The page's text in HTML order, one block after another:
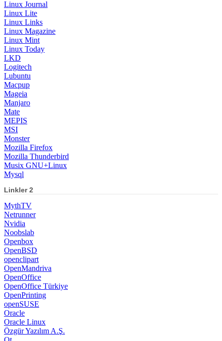
Linux Journal
Linux Lite
Linux Links
Linux Magazine
Linux Mint
Linux Today
LKD
Logitech
Lubuntu
Macpup
Mageia
Manjaro
Mate
MEPIS
MSI
Monster
Mozilla Firefox
Mozilla Thunderbird
Musix GNU+Linux
Mysql
Linkler 2
MythTV
Netrunner
Nvidia
Noobslab
Openbox
OpenBSD
openclipart
OpenMandriva
OpenOffice
OpenOffice Türkiye
OpenPrinting
openSUSE
Oracle
Oracle Linux
Özgür Yazılım A.Ş.